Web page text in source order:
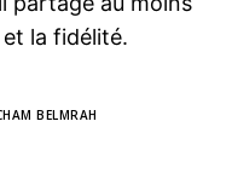
la fidélité.
BELMRAH